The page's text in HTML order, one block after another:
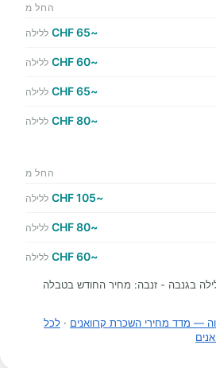
החל מ
~65 CHF ללילה
~60 CHF ללילה
~65 CHF ללילה
~80 CHF ללילה
החל מ
~105 CHF ללילה
~80 CHF ללילה
~60 CHF ללילה
בגנבה - זנבה: מחיר החודש בטבלה
— מדד מחירי השכרת קרוואנים · לכל